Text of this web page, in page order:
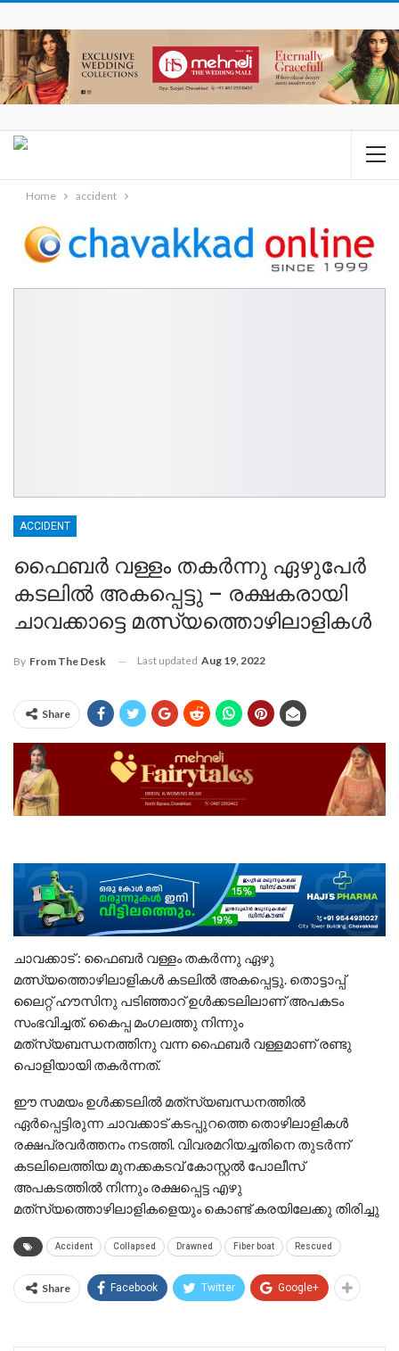
Home accident
ACCIDENT
ഫൈബർ വള്ളം തകർന്നു ഏഴുപേർ
കടലിൽ അകപ്പെട്ടു – രക്ഷകരായി
ചാവക്കാട്ടെ മത്സ്യത്തൊഴിലാളികൾ
By From The Desk Last updated Aug 19, 2022
Share
ചാവക്കാട് : ഫൈബര്‍ വള്ളം തകര്‍ന്നു ഏഴു
മത്സ്യത്തൊഴിലാളികള്‍ കടലില്‍ അകപ്പെട്ടു. തൊട്ടാപ്പ്
ലൈറ്റ് ഹൗസിനു പടിഞ്ഞാറ് ഉൾക്കടലിലാണ് അപകടം
സംഭവിച്ചത്. കൈപ്പ മംഗലത്തു നിന്നും
മത്‌സ്യബന്ധനത്തിനു വന്ന ഫൈബര്‍ വള്ളമാണ് രണ്ടു
പൊളിയായി തകർന്നത്.
ഈ സമയം ഉൾക്കടലിൽ മത്‌സ്യബന്ധനത്തിൽ
ഏർപ്പെട്ടിരുന്ന ചാവക്കാട് കടപ്പുറത്തെ തൊഴിലാളികള്‍
രക്ഷപ്രവർത്തനം നടത്തി. വിവരമറിയച്ചതിനെ തുടർന്ന്
കടലിലെത്തിയ മുനക്കകടവ് കോസ്റ്റല്‍ പോലീസ്
അപകടത്തിൽ നിന്നും രക്ഷപ്പെട്ട എഴു
മത്‍സ്യത്തൊഴിലാളികളെയും കൊണ്ട് കരയിലേക്കു തിരിച്ചു
Accident Collapsed Drawned Fiber boat Rescued
Share Facebook Twitter Google+